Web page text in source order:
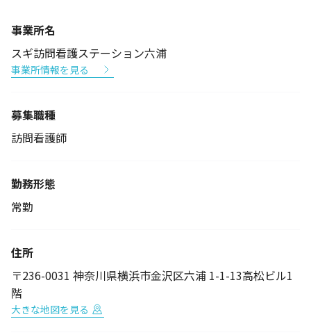
事業所名
スギ訪問看護ステーション六浦
事業所情報を見る
募集職種
訪問看護師
勤務形態
常勤
住所
〒236-0031 神奈川県横浜市金沢区六浦 1-1-13高松ビル1
階
大きな地図を見る